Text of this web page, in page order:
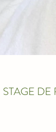
STAGE